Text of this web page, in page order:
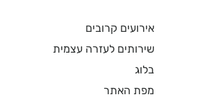
אירועים קרובים
שירותים לעזרה עצמית
בלוג
מפת האתר